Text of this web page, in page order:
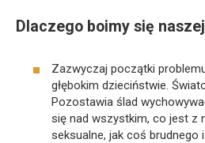
Dlaczego boimy się
Zazwyczaj początki
głębokim dzieciństwie.
Pozostawia ślad
się nad wszystkim, co jest z
seksualne, jak coś brudnego